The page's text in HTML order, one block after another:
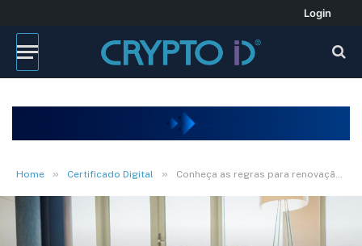
Login
Home » Certificado Digital » Conheça as regras para renovação de certificado digital para condomínio durante pandemia. Ouça